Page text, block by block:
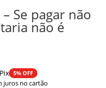
Se pagar não
não é
5% OFF
juros no cartão